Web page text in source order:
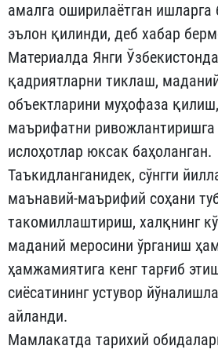
амалга оширилаётган
эълон қилинди, деб хабар
Материалда Янги
қадриятларни тиклаш,
объектларини муҳофаза
маърифатни ривожлантиришга
ислоҳотлар юксак баҳоланган.
Таъкидланганидек, сўнгги
маънавий-маърифий соҳани
такомиллаштириш, халқнинг
маданий меросини ўрганиш
ҳамжамиятига кенг тарғиб
сиёсатининг устувор
айланди.
Мамлакатда тарихий